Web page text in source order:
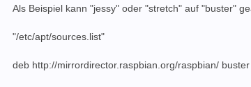
Als Beispiel kann "jessy" oder "stretch" auf "buster"
"/etc/apt/sources.list"
deb http://mirrordirector.raspbian.org/raspbian/